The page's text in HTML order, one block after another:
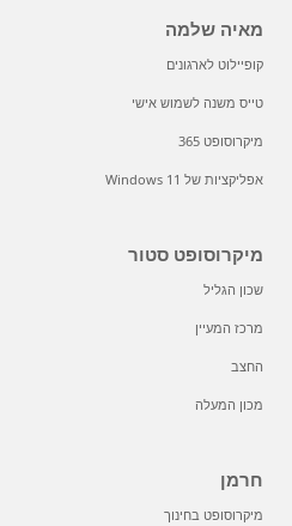
מאיה שלמה
קופיילוט לארגונים
טייס משנה לשמוש אישי
מיקרוסופט 365
אפליקציות של Windows 11
מיקרוסופט סטור
שכון הגליל
מרכז המעיין
החצב
מכון המעלה
חרמן
מיקרוסופט בחינוך